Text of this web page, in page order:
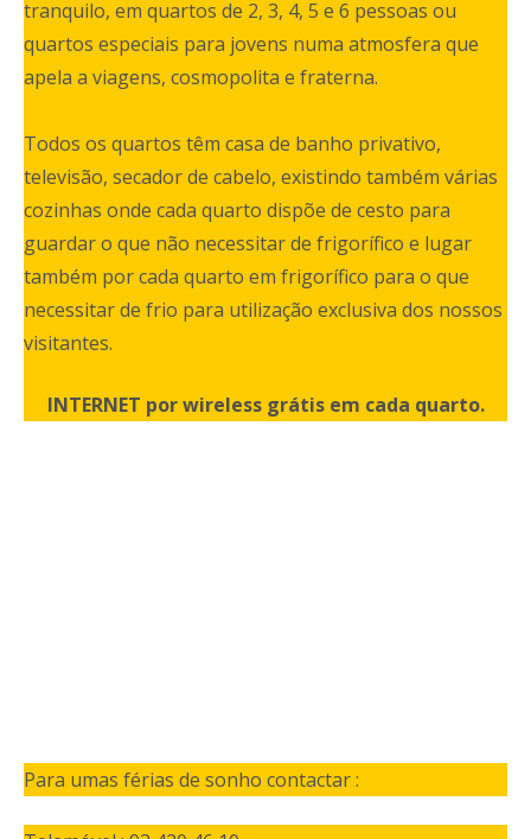
tranquilo, em quartos de 2, 3, 4, 5 e 6 pessoas ou
quartos especiais para jovens numa atmosfera que
apela a viagens, cosmopolita e fraterna.
Todos os quartos têm casa de banho privativo,
televisão, secador de cabelo, existindo também várias
cozinhas onde cada quarto dispõe de cesto para
guardar o que não necessitar de frigorífico e lugar
também por cada quarto em frigorífico para o que
necessitar de frio para utilização exclusiva dos nossos
visitantes.
INTERNET por wireless grátis em cada quarto.
Para umas férias de sonho contactar :